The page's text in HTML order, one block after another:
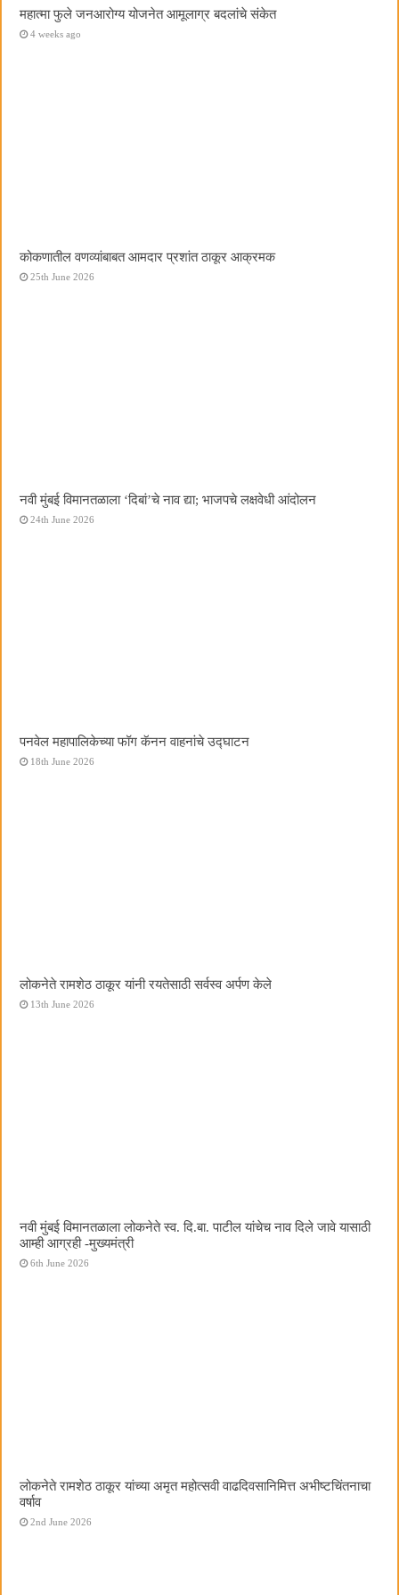
महात्मा फुले जनआरोग्य योजनेत आमूलाग्र बदलांचे संकेत
4 weeks ago
कोकणातील वणव्यांबाबत आमदार प्रशांत ठाकूर आक्रमक
25th June 2026
नवी मुंबई विमानतळाला ‌‘दिबां‌’चे नाव द्या; भाजपचे लक्षवेधी आंदोलन
24th June 2026
पनवेल महापालिकेच्या फॉग कॅनन वाहनांचे उद्घाटन
18th June 2026
लोकनेते रामशेठ ठाकूर यांनी रयतेसाठी सर्वस्व अर्पण केले
13th June 2026
नवी मुंबई विमानतळाला लोकनेते स्व. दि.बा. पाटील यांचेच नाव दिले जावे यासाठी
आम्ही आग्रही -मुख्यमंत्री
6th June 2026
लोकनेते रामशेठ ठाकूर यांच्या अमृत महोत्सवी वाढदिवसानिमित्त अभीष्टचिंतनाचा
वर्षाव
2nd June 2026